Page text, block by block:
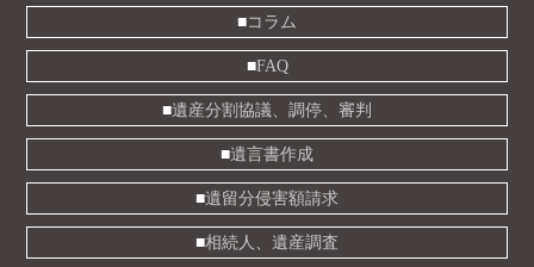
コラム
FAQ
遺産分割協議、調停、審判
遺言書作成
遺留分侵害額請求
相続人、遺産調査